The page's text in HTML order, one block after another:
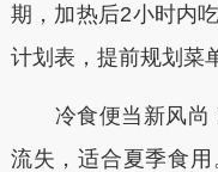
期，加热后2小时内
计划表，提前规划菜
冷食便当新风尚
流失，适合夏季食